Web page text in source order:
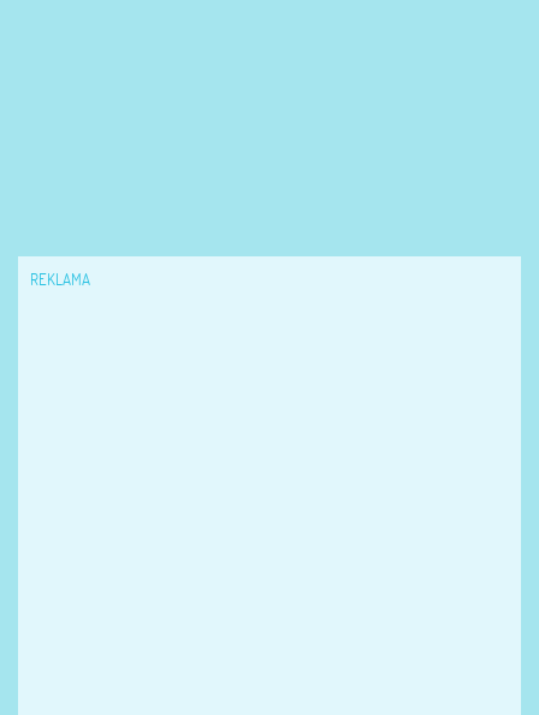
REKLAMA